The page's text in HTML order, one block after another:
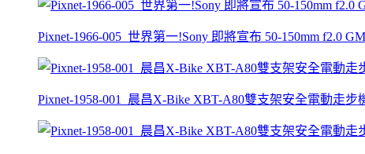
Pixnet-1966-005_世界第一!Sony 即將宣布 50-150mm f2.0
Pixnet-1958-001_晨昌X-Bike XBT-A80雙支架安全電動走